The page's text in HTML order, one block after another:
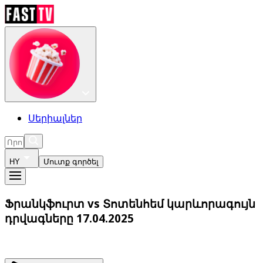
Սերիալներ
HY Մուտք գործել
Ֆրանկֆուրտ vs Տոտենհեմ կարևորագույն
դրվագները 17.04.2025